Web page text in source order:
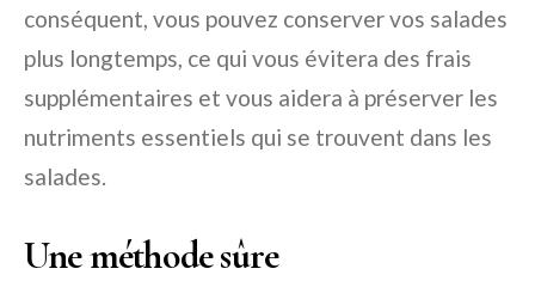
conséquent, vous pouvez conserver vos salades
plus longtemps, ce qui vous évitera des frais
supplémentaires et vous aidera à préserver les
nutriments essentiels qui se trouvent dans les
salades.
Une méthode sûre